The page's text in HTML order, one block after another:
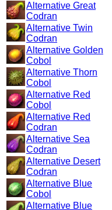
Alternative Great
Codran
Alternative Twin
Codran
Alternative Golden
Cobol
Alternative Thorn
Cobol
Alternative Red
Cobol
Alternative Red
Codran
Alternative Sea
Codran
Alternative Desert
Codran
Alternative Blue
Cobol
Alternative Blue